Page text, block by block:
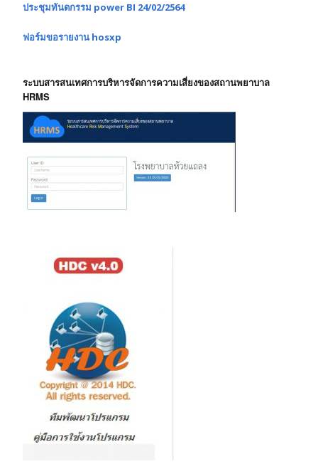
ประชุมทันตกรรม power BI 24/02/2564
ฟอร์มขอรายงาน hosxp
ระบบสารสนเทศการบริหารจัดการความเสี่ยงของสถานพยาบาล
HRMS